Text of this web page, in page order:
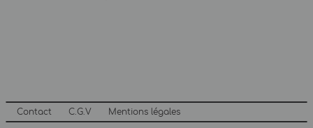
Contact C.G.V Mentions légales